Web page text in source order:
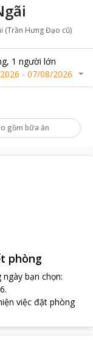
(Trần Hưng Đạo cũ)
, 1 người lớn
- 07/08/2026
gồm bữa ăn
phòng
bạn chọn:
.
việc đặt phòng